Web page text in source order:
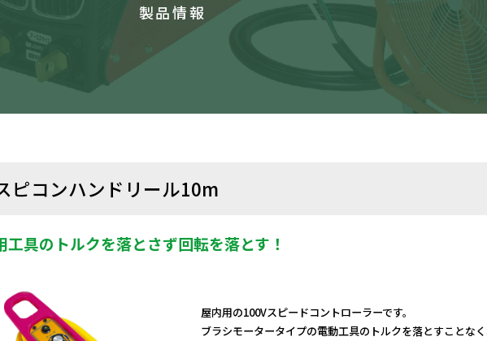
製品情報
ピコンハンドリール10m
工具のトルクを落とさず回転を落とす！
屋内用の100Vスピードコントローラーです。
ブラシモータータイプの電動工具のトルクを落とすことな